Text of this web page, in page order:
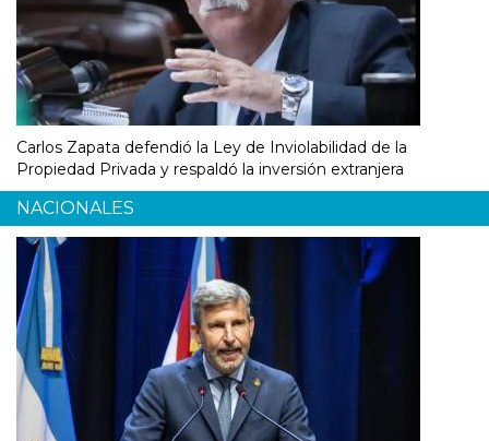
Carlos Zapata defendió la Ley de Inviolabilidad de la
Propiedad Privada y respaldó la inversión extranjera
NACIONALES